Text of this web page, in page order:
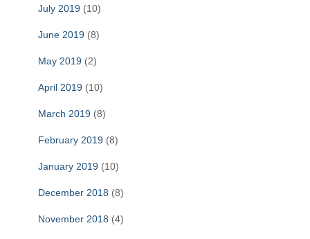
July 2019 (10)
June 2019 (8)
May 2019 (2)
April 2019 (10)
March 2019 (8)
February 2019 (8)
January 2019 (10)
December 2018 (8)
November 2018 (4)